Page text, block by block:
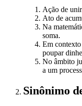
Ação de
Ato de
Na
soma.
Em
poupar
No âmbito
a um
Sinônimo